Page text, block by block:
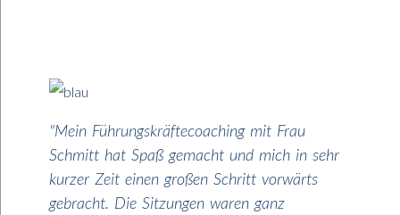
"Mein Führungskräftecoaching mit Frau
Schmitt hat Spaß gemacht und mich in sehr
kurzer Zeit einen großen Schritt vorwärts
gebracht. Die Sitzungen waren ganz